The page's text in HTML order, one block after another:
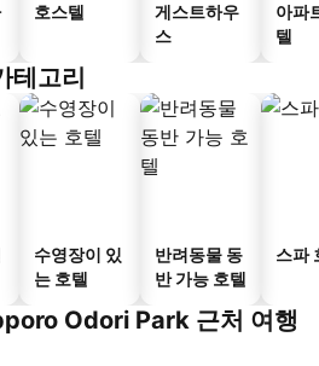
호스텔
게스트하우
스
아파
텔
테고리
수영장이 있
는 호텔
반려동물 동
반 가능 호텔
스파
Odori Park 근처 여행